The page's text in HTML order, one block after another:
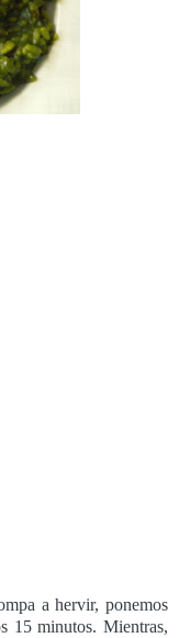
a hervir, ponemos
15 minutos. Mientras,